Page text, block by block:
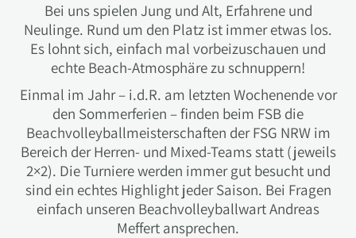
Bei uns spielen Jung und Alt, Erfahrene und
Neulinge. Rund um den Platz ist immer etwas los.
Es lohnt sich, einfach mal vorbeizuschauen und
echte Beach-Atmosphäre zu schnuppern!
Einmal im Jahr – i.d.R. am letzten Wochenende vor
den Sommerferien – finden beim FSB die
Beachvolleyballmeisterschaften der FSG NRW im
Bereich der Herren- und Mixed-Teams statt (jeweils
2×2). Die Turniere werden immer gut besucht und
sind ein echtes Highlight jeder Saison. Bei Fragen
einfach unseren Beachvolleyballwart Andreas
Meffert ansprechen.